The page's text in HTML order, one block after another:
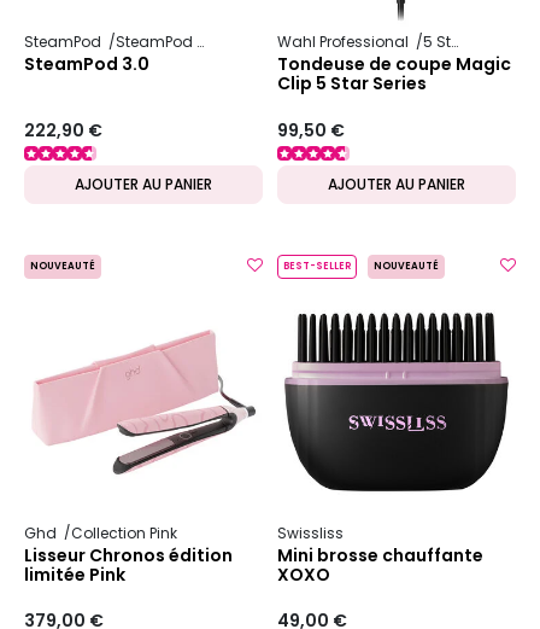
SteamPod SteamPod 3
SteamPod 3.0
222,90 €
AJOUTER AU PANIER
Wahl Professional 5 Star Series
Tondeuse de coupe Magic
Clip 5 Star Series
99,50 €
AJOUTER AU PANIER
NOUVEAUTÉ
Ghd Collection Pink
Lisseur Chronos édition
limitée Pink
379,00 €
BEST-SELLER NOUVEAUTÉ
Swissliss
Mini brosse chauffante
XOXO
49,00 €